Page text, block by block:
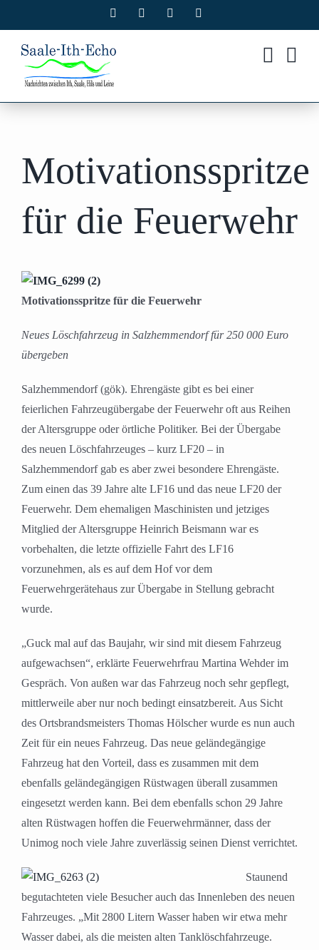
Inhalt
springen
Facebook Instagram
Motivationsspritze
für die Feuerwehr
Motivationsspritze für die Feuerwehr
Neues Löschfahrzeug in Salzhemmendorf für 250 000 Euro
übergeben
Salzhemmendorf (gök). Ehrengäste gibt es bei einer
feierlichen Fahrzeugübergabe der Feuerwehr oft aus Reihen
der Altersgruppe oder örtliche Politiker. Bei der Übergabe
des neuen Löschfahrzeuges – kurz LF20 – in
Salzhemmendorf gab es aber zwei besondere Ehrengäste.
Zum einen das 39 Jahre alte LF16 und das neue LF20 der
Feuerwehr. Dem ehemaligen Maschinisten und jetziges
Mitglied der Altersgruppe Heinrich Beismann war es
vorbehalten, die letzte offizielle Fahrt des LF16
vorzunehmen, als es auf dem Hof vor dem
Feuerwehrgerätehaus zur Übergabe in Stellung gebracht
wurde.
„Guck mal auf das Baujahr, wir sind mit diesem Fahrzeug
aufgewachsen“, erklärte Feuerwehrfrau Martina Wehder im
Gespräch. Von außen war das Fahrzeug noch sehr gepflegt,
mittlerweile aber nur noch bedingt einsatzbereit. Aus Sicht
des Ortsbrandsmeisters Thomas Hölscher wurde es nun auch
Zeit für ein neues Fahrzeug. Das neue geländegängige
Fahrzeug hat den Vorteil, dass es zusammen mit dem
ebenfalls geländegängigen Rüstwagen überall zusammen
eingesetzt werden kann. Bei dem ebenfalls schon 29 Jahre
alten Rüstwagen hoffen die Feuerwehrmänner, dass der
Unimog noch viele Jahre zuverlässig seinen Dienst verrichtet.
Staunend
begutachteten viele Besucher auch das Innenleben des neuen
Fahrzeuges. „Mit 2800 Litern Wasser haben wir etwa mehr
Wasser dabei, als die meisten alten Tanklöschfahrzeuge.